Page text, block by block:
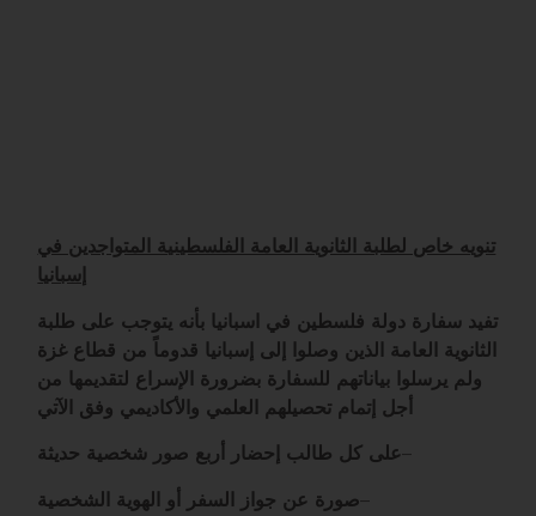
تنويه خاص لطلبة الثانوية العامة الفلسطينية المتواجدين في
إسبانيا
تفيد سفارة دولة فلسطين في اسبانيا بأنه يتوجب على طلبة
الثانوية العامة الذين وصلوا إلى إسبانيا قدوماً من قطاع غزة
ولم يرسلوا بياناتهم للسفارة بضرورة الإسراع لتقديمها من
أجل إتمام تحصيلهم العلمي والأكاديمي وفق الآتي
على كل طالب إحضار أربع صور شخصية حديثة–
صورة عن جواز السفر أو الهوية الشخصية–